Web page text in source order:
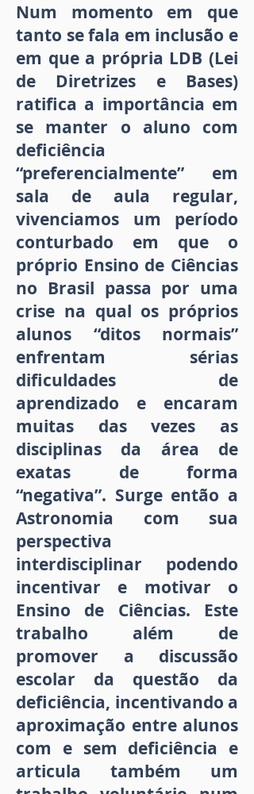
Num momento em que
tanto se fala em inclusão e
em que a própria LDB (Lei
de Diretrizes e Bases)
ratifica a importância em
se manter o aluno com
deficiência
“preferencialmente” em
sala de aula regular,
vivenciamos um período
conturbado em que o
próprio Ensino de Ciências
no Brasil passa por uma
crise na qual os próprios
alunos “ditos normais”
enfrentam sérias
dificuldades de
aprendizado e encaram
muitas das vezes as
disciplinas da área de
exatas de forma
“negativa”. Surge então a
Astronomia com sua
perspectiva
interdisciplinar podendo
incentivar e motivar o
Ensino de Ciências. Este
trabalho além de
promover a discussão
escolar da questão da
deficiência, incentivando a
aproximação entre alunos
com e sem deficiência e
articula também um